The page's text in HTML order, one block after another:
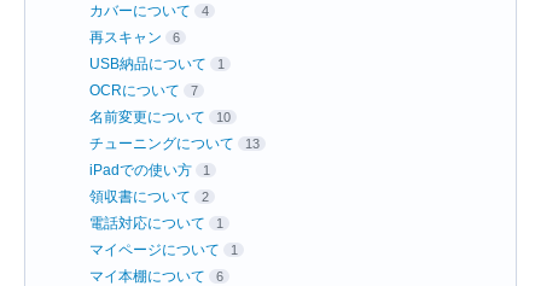
カバーについて 4
再スキャン 6
USB納品について 1
OCRについて 7
名前変更について 10
チューニングについて 13
iPadでの使い方 1
領収書について 2
電話対応について 1
マイページについて 1
マイ本棚について 6